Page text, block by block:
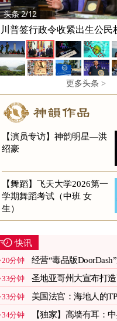
头条 2/12
川普签行政令收紧出生公民
更多头条 >
【演员专访】神韵明星—洪
绍豪
【舞蹈】飞天大学2026第一
学期舞蹈考试（中班 女
生）
快讯
20分钟
经营“毒品版
判监27年 图
33分钟
圣地亚哥州大宣布打
规划2030年完工 图
33分钟 美国法官：海地人的
图
34分钟
【独家】高墙有耳：